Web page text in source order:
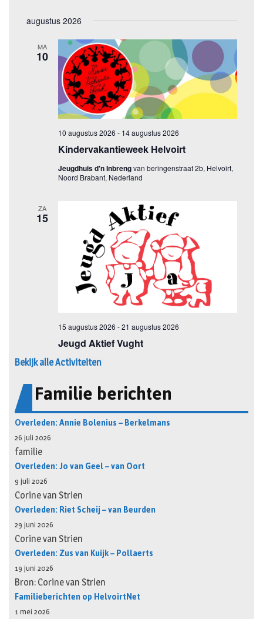
Bekijk alle Activiteiten
Familie berichten
Overleden: Annie Bolenius – Berkelmans
26 juli 2026
familie
Overleden: Jo van Geel – van Oort
9 juli 2026
Corine van Strien
Overleden: Riet Scheij – van Beurden
29 juni 2026
Corine van Strien
Overleden: Zus van Kuijk – Pollaerts
19 juni 2026
Bron: Corine van Strien
Familieberichten op HelvoirtNet
1 mei 2026